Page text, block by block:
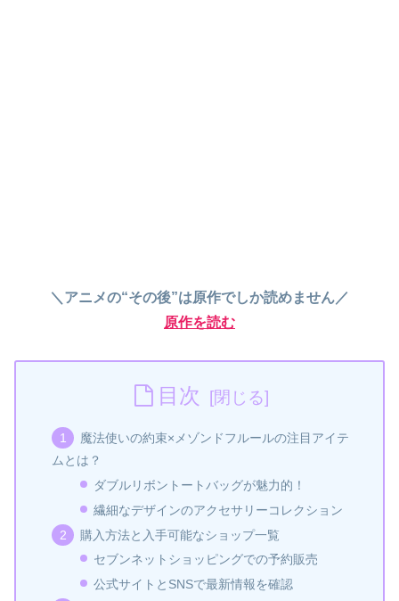
＼アニメの“その後”は原作でしか読めません／
原作を読む
目次
魔法使いの約束×メゾンドフルールの注目アイテ
ムとは？
ダブルリボントートバッグが魅力的！
繊細なデザインのアクセサリーコレクション
購入方法と入手可能なショップ一覧
セブンネットショッピングでの予約販売
公式サイトとSNSで最新情報を確認